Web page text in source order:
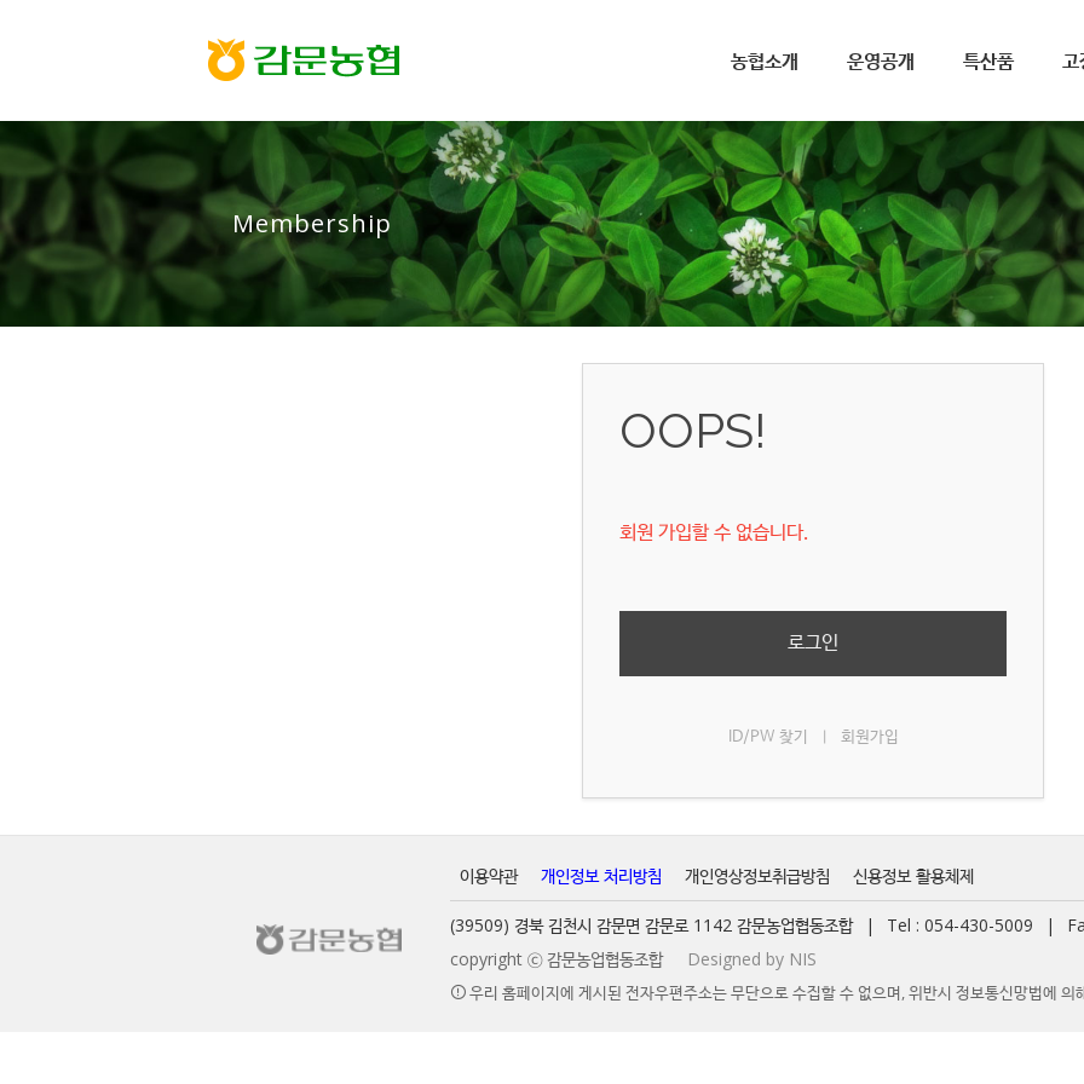
농협소개 운영공개 특산품 고
Membership
OOPS!
회원 가입할 수 없습니다.
로그인
ID/PW 찾기 회원가입
이용약관 개인정보 처리방침 개인영상정보취급방침 신용정보 활용체제
(39509) 경북 김천시 감문면 감문로 1142 감문농업협동조합 | Tel : 054-430-5009 |
copyright ⓒ 감문농업협동조합
Designed by NIS
우리 홈페이지에 게시된 전자우편주소는 무단으로 수집할 수 없으며, 위반시 정보통신망법에 의